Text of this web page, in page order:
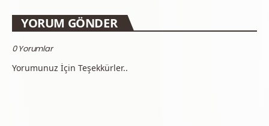
YORUM GÖNDER
0 Yorumlar
Yorumunuz İçin Teşekkürler..